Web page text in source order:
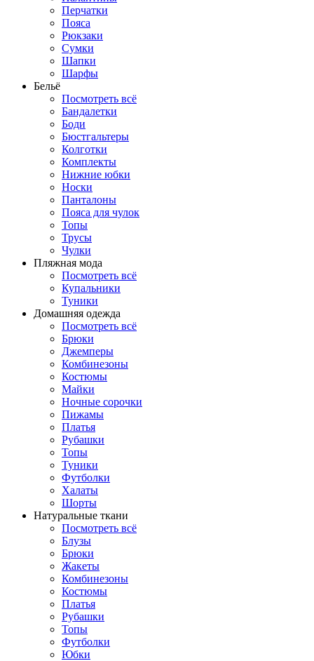
Перчатки
Пояса
Рюкзаки
Сумки
Шапки
Шарфы
Бельё
Посмотреть всё
Бандалетки
Боди
Бюстгальтеры
Колготки
Комплекты
Нижние юбки
Носки
Панталоны
Поясa для чулок
Топы
Трусы
Чулки
Пляжная мода
Посмотреть всё
Купальники
Туники
Домашняя одежда
Посмотреть всё
Брюки
Джемперы
Комбинезоны
Костюмы
Майки
Ночные сорочки
Пижамы
Платья
Рубашки
Топы
Туники
Футболки
Халаты
Шорты
Натуральные ткани
Посмотреть всё
Блузы
Брюки
Жакеты
Комбинезоны
Костюмы
Платья
Рубашки
Топы
Футболки
Юбки